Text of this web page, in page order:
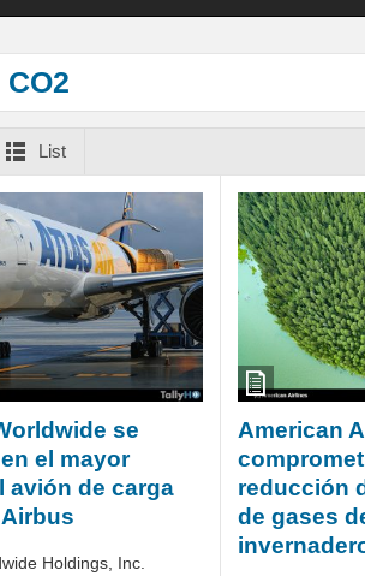
List
se
el mayor
avión de carga
Holdings, Inc.
American
reducción
de gases